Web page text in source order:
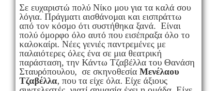
Σε ευχαριστώ πολύ Νίκο μου για τα καλά σου
λόγια. Πράγματι αισθάνομαι και εισπράττω
από τον κόσμο ότι συστήθηκα ξανά. Είναι
πολύ όμορφο όλο αυτό που εισέπραξα όλο το
καλοκαίρι. Νέες γενιές παντρεμένες με
παλαιότερες όλες ένα σε μια θεατρική
παράσταση, την Κάντω Τζαβέλλα του Θανάση
Σταυρόπουλου, σε σκηνοθεσία Μενέλαου
Τζαβέλλα, που τα είχε όλα. Είχε άξιους